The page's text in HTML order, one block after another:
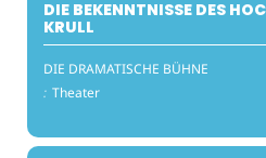
DIE BEKENNTNISSE DES
KRULL
DIE DRAMATISCHE BÜHNE
: Theater